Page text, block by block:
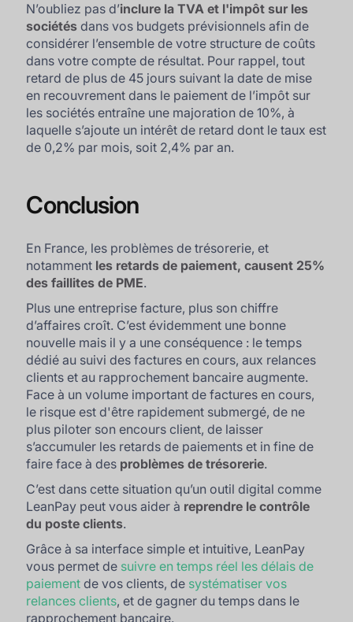
N’oubliez pas d’inclure la TVA et l'impôt sur les
sociétés dans vos budgets prévisionnels afin de
considérer l’ensemble de votre structure de coûts
dans votre compte de résultat. Pour rappel, tout
retard de plus de 45 jours suivant la date de mise
en recouvrement dans le paiement de l’impôt sur
les sociétés entraîne une majoration de 10%, à
laquelle s’ajoute un intérêt de retard dont le taux est
de 0,2% par mois, soit 2,4% par an.
Conclusion
En France, les problèmes de trésorerie, et
notamment les retards de paiement, causent 25%
des faillites de PME.
Plus une entreprise facture, plus son chiffre
d’affaires croît. C’est évidemment une bonne
nouvelle mais il y a une conséquence : le temps
dédié au suivi des factures en cours, aux relances
clients et au rapprochement bancaire augmente.
Face à un volume important de factures en cours,
le risque est d'être rapidement submergé, de ne
plus piloter son encours client, de laisser
s’accumuler les retards de paiements et in fine de
faire face à des problèmes de trésorerie.
C’est dans cette situation qu’un outil digital comme
LeanPay peut vous aider à reprendre le contrôle
du poste clients.
Grâce à sa interface simple et intuitive, LeanPay
vous permet de suivre en temps réel les délais de
paiement de vos clients, de systématiser vos
relances clients, et de gagner du temps dans le
rapprochement bancaire.